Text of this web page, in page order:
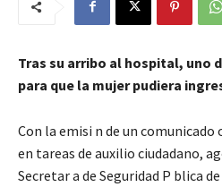
Tras su arribo al hospital, uno
para que la mujer pudiera
Con la emisi n de un comunicado
en tareas de auxilio ciudadano,
Secretar a de Seguridad P blica